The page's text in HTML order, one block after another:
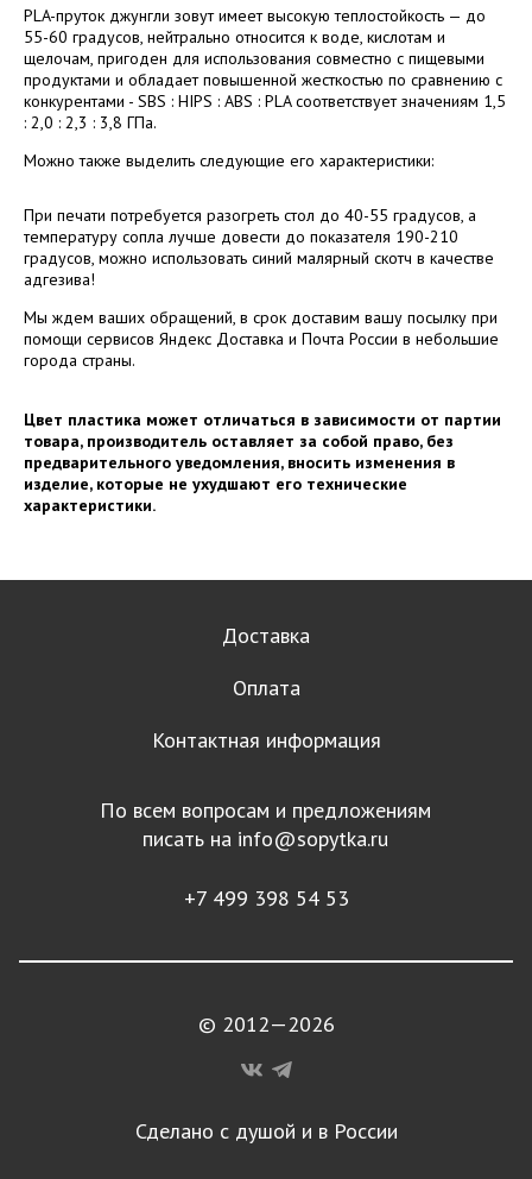
PLA-пруток джунгли зовут имеет высокую теплостойкость — до
55-60 градусов, нейтрально относится к воде, кислотам и
щелочам, пригоден для использования совместно с пищевыми
продуктами и обладает повышенной жесткостью по сравнению с
конкурентами - SBS : HIPS : ABS : PLA соответствует значениям 1,5
: 2,0 : 2,3 : 3,8 ГПа.
Можно также выделить следующие его характеристики:
При печати потребуется разогреть стол до 40-55 градусов, а
температуру сопла лучше довести до показателя 190-210
градусов, можно использовать синий малярный скотч в качестве
адгезива!
Мы ждем ваших обращений, в срок доставим вашу посылку при
помощи сервисов Яндекс Доставка и Почта России в небольшие
города страны.
Цвет пластика может отличаться в зависимости от партии
товара, производитель оставляет за собой право, без
предварительного уведомления, вносить изменения в
изделие, которые не ухудшают его технические
характеристики.
Доставка
Оплата
Контактная информация
По всем вопросам и предложениям
писать на info@sopytka.ru
+7 499 398 54 53
© 2012—2026
Сделано с душой и в России